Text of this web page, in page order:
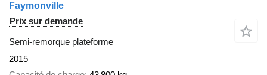
Faymonville
Prix sur demande
Semi-remorque plateforme
2015